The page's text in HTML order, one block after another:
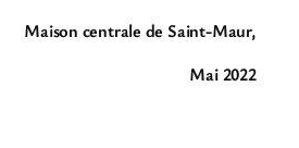
Maison centrale de Saint-Maur,
Mai 2022